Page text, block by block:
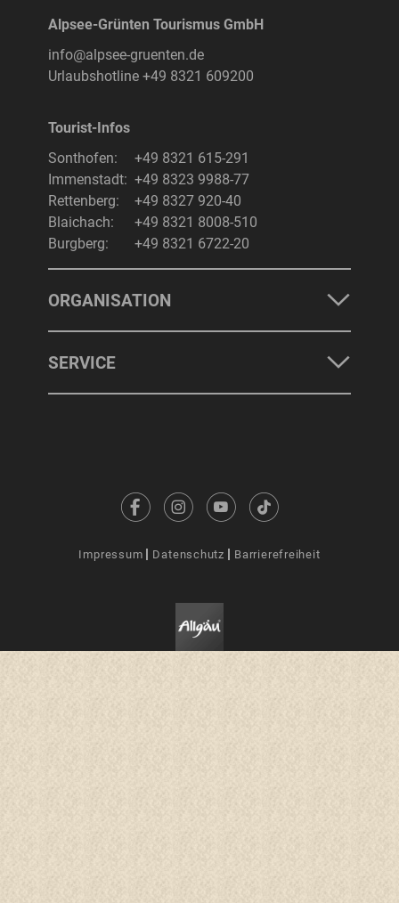
Alpsee-Grünten Tourismus GmbH
info@alpsee-gruenten.de
Urlaubshotline +49 8321 609200
Tourist-Infos
Sonthofen:
+49 8321 615-291
Immenstadt: +49 8323 9988-77
Rettenberg:
+49 8327 920-40
Blaichach:
+49 8321 8008-510
Burgberg:
+49 8321 6722-20
ORGANISATION
SERVICE
Impressum Datenschutz Barrierefreiheit